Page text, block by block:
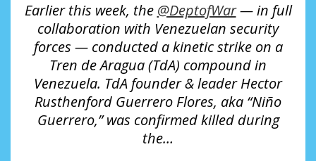
Earlier this week, the @DeptofWar— in full
collaboration with Venezuelan security
forces — conducted a kinetic strike on a
Tren de Aragua (TdA) compound in
Venezuela. TdA founder & leader Hector
Rusthenford Guerrero Flores, aka “Niño
Guerrero,” was confirmed killed during
the…